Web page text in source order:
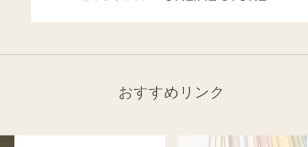
おすすめリンク